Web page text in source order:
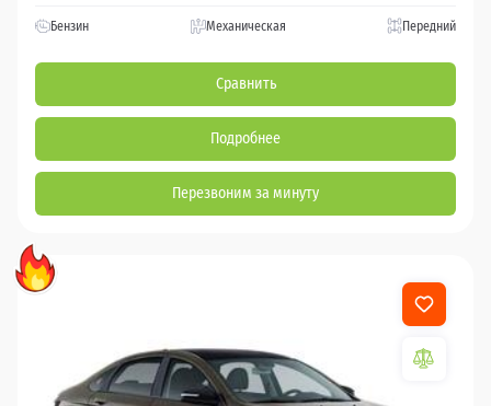
Бензин Механическая Передний
Сравнить
Подробнее
Перезвоним за минуту